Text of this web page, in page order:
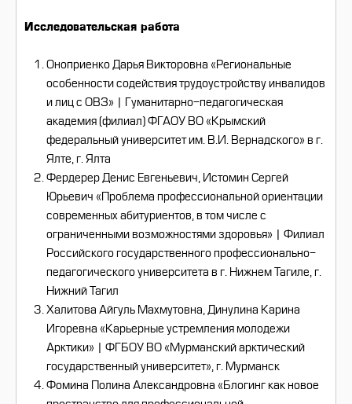
Исследовательская работа
Оноприенко Дарья Викторовна «Региональные
особенности содействия трудоустройству инвалидов
и лиц с ОВЗ» | Гуманитарно-педагогическая
академия (филиал) ФГАОУ ВО «Крымский
федеральный университет им. В.И. Вернадского» в г.
Ялте, г. Ялта
Фердерер Денис Евгеньевич, Истомин Сергей
Юрьевич «Проблема профессиональной ориентации
современных абитуриентов, в том числе с
ограниченными возможностями здоровья» | Филиал
Российского государственного профессионально-
педагогического университета в г. Нижнем Тагиле, г.
Нижний Тагил
Халитова Айгуль Махмутовна, Динулина Карина
Игоревна «Карьерные устремления молодежи
Арктики» | ФГБОУ ВО «Мурманский арктический
государственный университет», г. Мурманск
Фомина Полина Александровна «Блогинг как новое